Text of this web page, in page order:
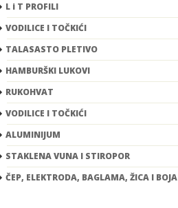
L i T PROFILI
VODILICE I TOČKIĆI
TALASASTO PLETIVO
HAMBURŠKI LUKOVI
RUKOHVAT
VODILICE I TOČKIĆI
ALUMINIJUM
STAKLENA VUNA I STIROPOR
ČEP, ELEKTRODA, BAGLAMA, ŽICA I BOJA